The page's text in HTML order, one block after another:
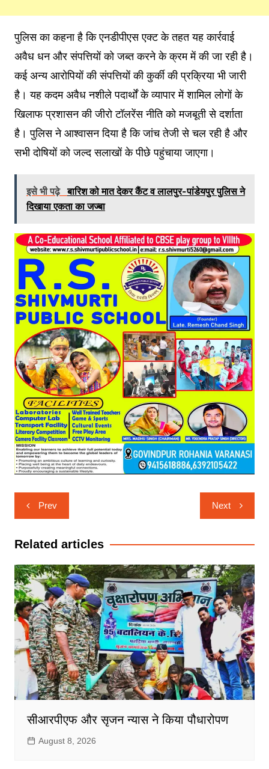
पुलिस का कहना है कि एनडीपीएस एक्ट के तहत यह कार्रवाई
अवैध धन और संपत्तियों को जब्त करने के क्रम में की जा रही है।
कई अन्य आरोपियों की संपत्तियों की कुर्की की प्रक्रिया भी जारी
है। यह कदम अवैध नशीले पदार्थों के व्यापार में शामिल लोगों के
खिलाफ प्रशासन की जीरो टॉलरेंस नीति को मजबूती से दर्शाता
है। पुलिस ने आश्वासन दिया है कि जांच तेजी से चल रही है और
सभी दोषियों को जल्द सलाखों के पीछे पहुंचाया जाएगा।
इसे भी पढ़े बारिश को मात देकर कैंट व लालपुर-पांडेयपुर पुलिस ने
दिखाया एकता का जज्बा
Post
navigation
Prev Next
Related articles
सीआरपीएफ और सृजन न्यास ने किया पौधारोपण
August 8, 2026